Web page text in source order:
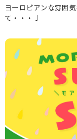
ヨーロピアンな雰囲
て・・・♩